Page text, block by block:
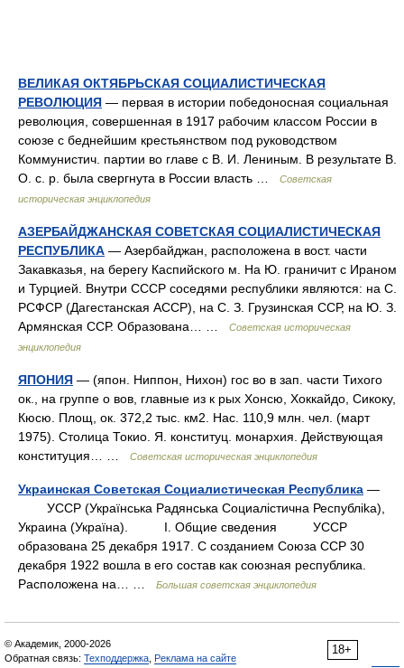
ВЕЛИКАЯ ОКТЯБРЬСКАЯ СОЦИАЛИСТИЧЕСКАЯ
РЕВОЛЮЦИЯ — первая в истории победоносная социальная
революция, совершенная в 1917 рабочим классом России в
союзе с беднейшим крестьянством под руководством
Коммунистич. партии во главе с В. И. Лениным. В результате В.
О. с. р. была свергнута в России власть …
Советская
историческая энциклопедия
АЗЕРБАЙДЖАНСКАЯ СОВЕТСКАЯ СОЦИАЛИСТИЧЕСКАЯ
РЕСПУБЛИКА — Азербайджан, расположена в вост. части
Закавказья, на берегу Каспийского м. На Ю. граничит с Ираном
и Турцией. Внутри СССР соседями республики являются: на С.
РСФСР (Дагестанская АССР), на С. З. Грузинская ССР, на Ю. З.
Армянская ССР. Образована… …
Советская историческая
энциклопедия
ЯПОНИЯ — (япон. Ниппон, Нихон) гос во в зап. части Тихого
ок., на группе о вов, главные из к рых Хонсю, Хоккайдо, Сикоку,
Кюсю. Площ, ок. 372,2 тыс. км2. Нас. 110,9 млн. чел. (март
1975). Столица Токио. Я. конституц. монархия. Действующая
конституция… …
Советская историческая энциклопедия
Украинская Советская Социалистическая Республика —
УССР (Украïнська Радянська Социалicтична Республika),
Украина (Украïна). I. Общие сведения УССР
образована 25 декабря 1917. С созданием Союза ССР 30
декабря 1922 вошла в его состав как союзная республика.
Расположена на… …
Большая советская энциклопедия
18+
© Академик, 2000-2026
Обратная связь: Техподдержка Реклама на сайте